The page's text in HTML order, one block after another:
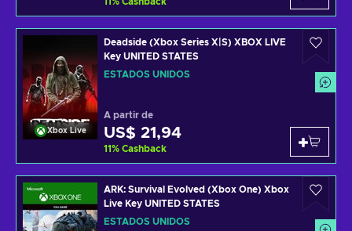
Xbox Live
Deadside (Xbox Series X|S) XBOX LIVE
Key UNITED STATES
ESTADOS UNIDOS
A partir de
US$ 21,94
11% Cashback
ARK: Survival Evolved (Xbox One) Xbox
Live Key UNITED STATES
ESTADOS UNIDOS